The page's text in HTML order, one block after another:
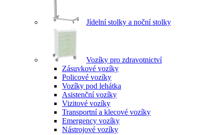
Jídelní stolky a noční stolky
Vozíky pro zdravotnictví
Zásuvkové vozíky
Policové vozíky
Vozíky pod lehátka
Asistenční vozíky
Vizitové vozíky
Transportní a klecové vozíky
Emergency vozíky
Nástrojové vozíky